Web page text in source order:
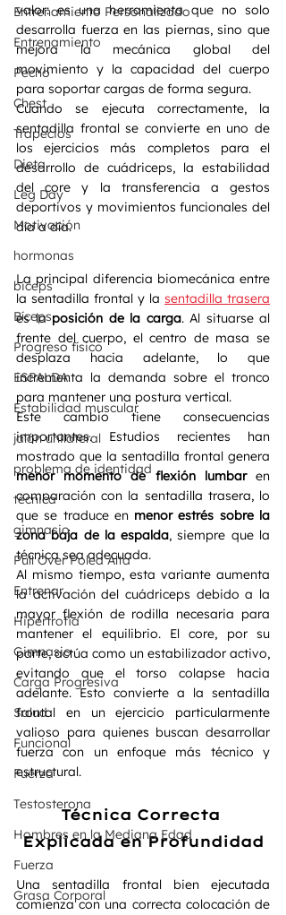
Entrenamiento Personalizado
Entrenamiento
Pecho
Chest
Trapecios
Dieta
Leg Day
Motivación
hormonas
biceps
Bíceps
Progreso físico
ESPALDA
Estabilidad muscular
jalón unilateral
problema de identidad
técnica
gimnasio
Pull Over Polea Alta
Entrenar
Hipertrofia
Gimnasio
Carga Progresiva
Salud
Funcional
Fuerza
Testosterona
Hombres en la Mediana Edad
Fuerza
Grasa Corporal
valor: es una herramienta que no solo
desarrolla fuerza en las piernas, sino que
mejora la mecánica global del
movimiento y la capacidad del cuerpo
para soportar cargas de forma segura.
Cuando se ejecuta correctamente, la
sentadilla frontal se convierte en uno de
los ejercicios más completos para el
desarrollo de cuádriceps, la estabilidad
del core y la transferencia a gestos
deportivos y movimientos funcionales del
día a día.
La principal diferencia biomecánica entre
la sentadilla frontal y la sentadilla trasera
es la posición de la carga. Al situarse al
frente del cuerpo, el centro de masa se
desplaza hacia adelante, lo que
incrementa la demanda sobre el tronco
para mantener una postura vertical.
Este cambio tiene consecuencias
importantes. Estudios recientes han
menor momento de flexión lumbar en
comparación con la sentadilla trasera, lo
que se traduce en menor estrés sobre la
zona baja de la espalda, siempre que la
técnica sea adecuada.
Al mismo tiempo, esta variante aumenta
la activación del cuádriceps debido a la
mayor flexión de rodilla necesaria para
mantener el equilibrio. El core, por su
parte, actúa como un estabilizador activo,
evitando que el torso colapse hacia
adelante. Esto convierte a la sentadilla
frontal en un ejercicio particularmente
valioso para quienes buscan desarrollar
fuerza con un enfoque más técnico y
estructural.
Técnica Correcta
Explicada en Profundidad
Una sentadilla frontal bien ejecutada
comienza con una correcta colocación de